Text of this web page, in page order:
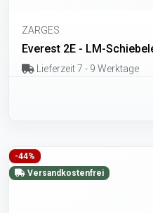
ZARGES
Everest 2E - LM-
Lieferzeit 7 - 9 Werktage
-44%
Versandkostenfrei